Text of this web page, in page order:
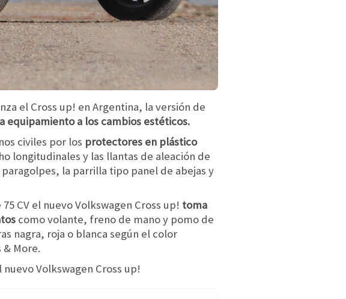
el Cross up! en Argentina, la versión de
equipamiento a los cambios estéticos.
civiles por los protectores en plástico
longitudinales y las llantas de aleación de
la parrilla tipo panel de abejas y
CV el nuevo Volkswagen Cross up! toma
como volante, freno de mano y pomo de
nagra, roja o blanca según el color
More.
nuevo Volkswagen Cross up!